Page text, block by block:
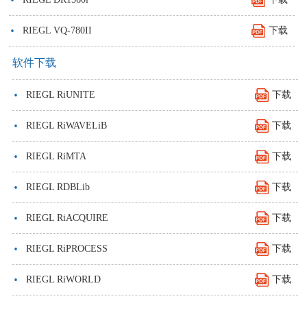
· RIEGL VQ-780II 下载
软件下载
· RIEGL RiUNITE 下载
· RIEGL RiWAVELiB 下载
· RIEGL RiMTA 下载
· RIEGL RDBLib 下载
· RIEGL RiACQUIRE 下载
· RIEGL RiPROCESS 下载
· RIEGL RiWORLD 下载